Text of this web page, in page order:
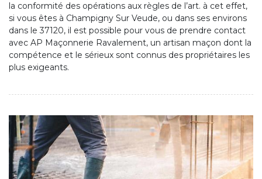
la conformité des opérations aux règles de l’art. à cet effet,
si vous êtes à Champigny Sur Veude, ou dans ses environs
dans le 37120, il est possible pour vous de prendre contact
avec AP Maçonnerie Ravalement, un artisan maçon dont la
compétence et le sérieux sont connus des propriétaires les
plus exigeants.